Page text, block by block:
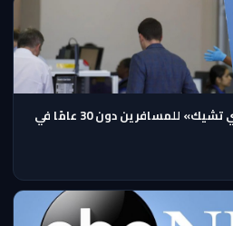
خصم 20 دولارًا على «تسا بري تشيك» للمسافرين دون 30 عامًا في